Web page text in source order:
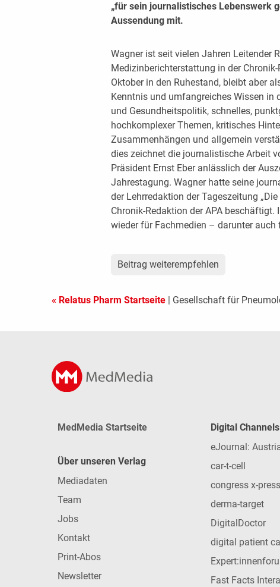
„für sein journalistisches Lebenswerk
Aussendung mit.
Wagner ist seit vielen Jahren Leitender
Medizinberichterstattung in der
Oktober in den Ruhestand, bleibt aber
Kenntnis und umfangreiches Wissen in
und Gesundheitspolitik, schnelles,
hochkomplexer Themen, kritisches
Zusammenhängen und allgemein
dies zeichnet die journalistische Arbeit
Präsident Ernst Eber anlässlich der
Jahrestagung. Wagner hatte seine
der Lehrredaktion der Tageszeitung
Chronik-Redaktion der APA
wieder für Fachmedien – darunter auch
Beitrag weiterempfehlen
« Relatus Pharm Startseite | Gesellschaft für
MedMedia Startseite
Über unseren Verlag
Mediadaten
Team
Jobs
Kontakt
Print-Abos
Newsletter
Digital Channels
eJournal:
car-t-cell
congress x-press
derma-target
DigitalDoctor
digital patient
Fast Facts